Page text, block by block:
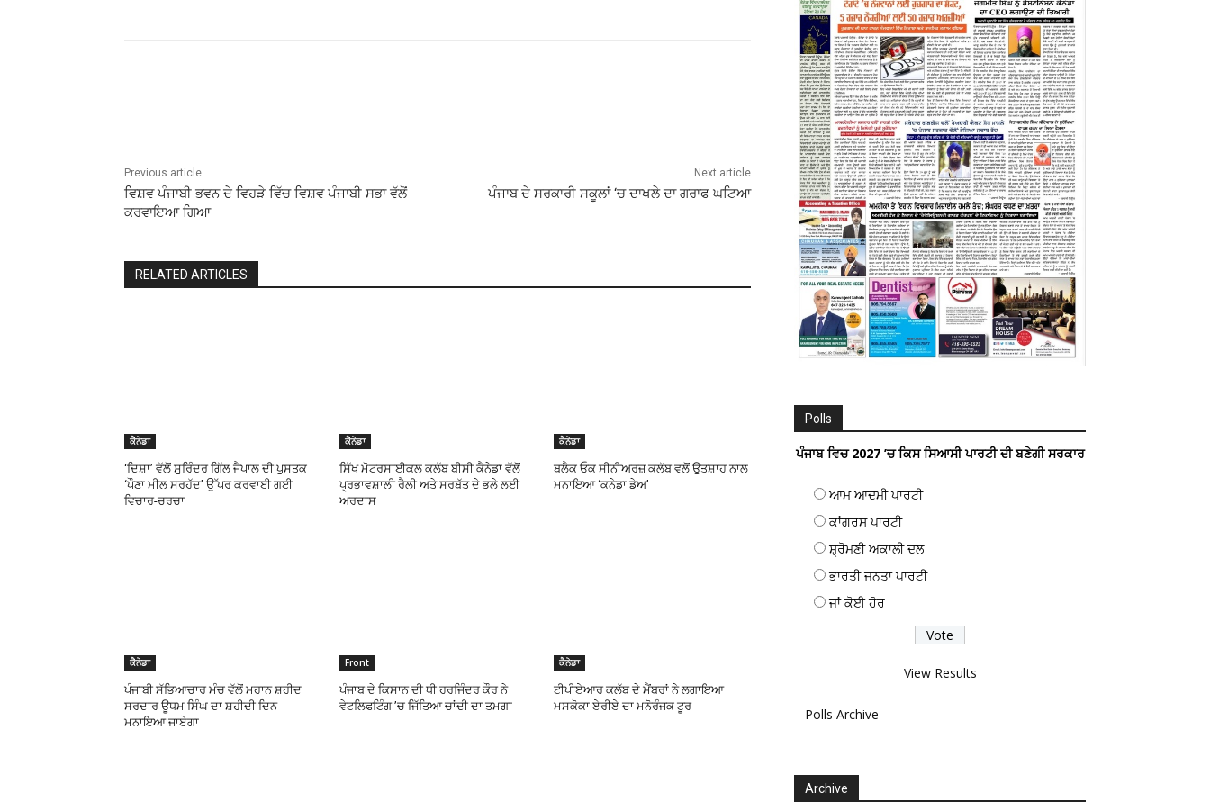
Previous article
ਵਿਸ਼ਵ ਪੰਜਾਬੀ ਭਵਨ ਦੇ ਵਿਹੜੇ ਵਿੱਚ ਵਿਸ਼ਵ ਪੰਜਾਬੀ ਸਭਾ ਵੱਲੋਂ
ਕਰਵਾਇਆ ਗਿਆ
Next article
ਪੰਜਾਬ ਦੇ ਸਰਕਾਰੀ ਸਕੂਲਾਂ ‘ਚ ਦਾਖਲੇ ਦਾ ਗਰਾਫ ਘਟਿਆ
RELATED ARTICLES
ਕੈਨੇਡਾ
‘ਦਿਸ਼ਾ’ ਵੱਲੋਂ ਸੁਰਿੰਦਰ ਗਿੱਲ ਜੈਪਾਲ ਦੀ ਪੁਸਤਕ
‘ਪੌਣਾ ਮੀਲ ਸਰਹੱਦ’ ਉੱਪਰ ਕਰਵਾਈ ਗਈ
ਵਿਚਾਰ-ਚਰਚਾ
ਕੈਨੇਡਾ
ਸਿੱਖ ਮੋਟਰਸਾਈਕਲ ਕਲੱਬ ਬੀਸੀ ਕੈਨੇਡਾ ਵੱਲੋਂ
ਪ੍ਰਭਾਵਸ਼ਾਲੀ ਰੈਲੀ ਅਤੇ ਸਰਬੱਤ ਦੇ ਭਲੇ ਲਈ
ਅਰਦਾਸ
ਕੈਨੇਡਾ
ਬਲੈਕ ਓਕ ਸੀਨੀਅਰਜ਼ ਕਲੱਬ ਵਲੋਂ ਉਤਸ਼ਾਹ ਨਾਲ
ਮਨਾਇਆ ‘ਕਨੇਡਾ ਡੇਅ’
ਕੈਨੇਡਾ
ਪੰਜਾਬੀ ਸੱਭਿਆਚਾਰ ਮੰਚ ਵੱਲੋਂ ਮਹਾਨ ਸ਼ਹੀਦ
ਸਰਦਾਰ ਊਧਮ ਸਿੰਘ ਦਾ ਸ਼ਹੀਦੀ ਦਿਨ
ਮਨਾਇਆ ਜਾਏਗਾ
Front
ਪੰਜਾਬ ਦੇ ਕਿਸਾਨ ਦੀ ਧੀ ਹਰਜਿੰਦਰ ਕੌਰ ਨੇ
ਵੇਟਲਿਫਟਿੰਗ ’ਚ ਜਿੱਤਿਆ ਚਾਂਦੀ ਦਾ ਤਮਗਾ
ਕੈਨੇਡਾ
ਟੀਪੀਏਆਰ ਕਲੱਬ ਦੇ ਮੈਂਬਰਾਂ ਨੇ ਲਗਾਇਆ
ਮਸਕੋਕਾ ਏਰੀਏ ਦਾ ਮਨੋਰੰਜਕ ਟੂਰ
Polls
ਪੰਜਾਬ ਵਿਚ 2027 ’ਚ ਕਿਸ ਸਿਆਸੀ ਪਾਰਟੀ ਦੀ ਬਣੇਗੀ ਸਰਕਾਰ
ਆਮ ਆਦਮੀ ਪਾਰਟੀ
ਕਾਂਗਰਸ ਪਾਰਟੀ
ਸ਼੍ਰੋਮਣੀ ਅਕਾਲੀ ਦਲ
ਭਾਰਤੀ ਜਨਤਾ ਪਾਰਟੀ
ਜਾਂ ਕੋਈ ਹੋਰ
View Results
Polls Archive
Archive